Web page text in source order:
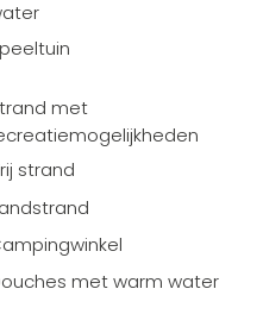
met
strand
met warm water